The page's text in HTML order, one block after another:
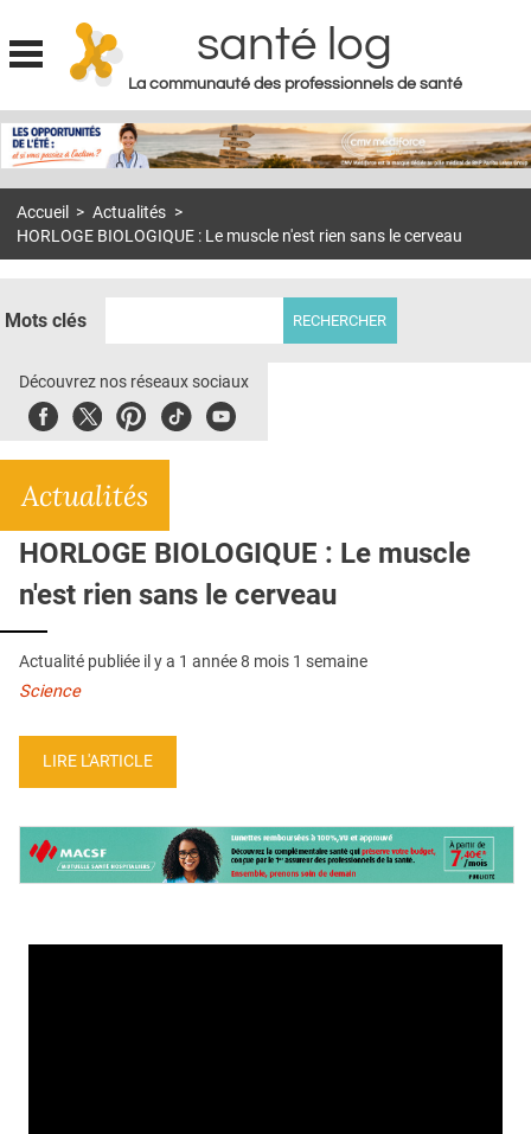
Jump to navigation
santé log
La communauté des professionnels de santé
MON COMPTE
S'ABONNER À LA REVUE SOIN À DOMICILE
DOSSIERS
E-REVUE SAD
L'APP
QUI SOMMES-NOUS ?
PUBLICITÉ
CONDITIONS GÉNÉRALES
CONTACT
Accueil > Actualités >
HORLOGE BIOLOGIQUE : Le muscle n'est rien sans le cerveau
Mots clés
Découvrez nos réseaux sociaux
FacebookTwitterPinterest
TiktokYoubute
Actualités
HORLOGE BIOLOGIQUE : Le muscle
n'est rien sans le cerveau
Actualité publiée il y a 1 année 8 mois 1 semaine
Science
LIRE L'ARTICLE